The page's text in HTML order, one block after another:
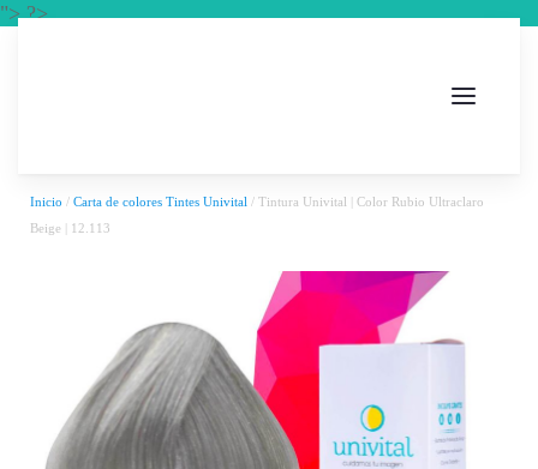
"> ?>
Inicio / Carta de colores Tintes Univital / Tintura Univital | Color Rubio Ultraclaro
Beige | 12.113